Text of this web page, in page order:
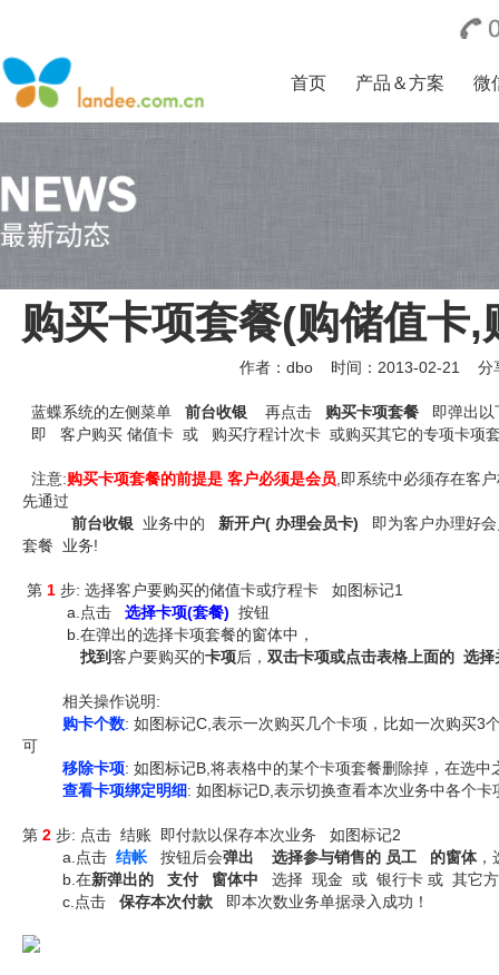
首页 产品＆方案 微
购买卡项套餐(购储值卡
作者：dbo 时间：2013-02-21 分
蓝蝶系统的左侧菜单 前台收银 再点击 购买卡项套餐 即弹出以
即 客户购买 储值卡 或 购买疗程计次卡 或购买其它的专项卡项
注意:购买卡项套餐的前提是 客户必须是会员 ,即系统中必须存在客
先通过
前台收银 业务中的 新开户( 办理会员卡)
即为客户办理好
套餐 业务!
第 1 步: 选择客户要购买的储值卡或疗程卡 如图标记1
a.点击 选择卡项(套餐) 按钮
b.在弹出的选择卡项套餐的窗体中，
找到客户要购买的卡项后， 双击卡项或点击表格上面的 选择
相关操作说明:
购卡个数: 如图标记C,表示一次购买几个卡项，比如一次购买
可
移除卡项: 如图标记B,将表格中的某个卡项套餐删除掉，在选
查看卡项绑定明细: 如图标记D,表示切换查看本次业务中各个
第 2 步: 点击 结账 即付款以保存本次业务 如图标记2
a.点击 结帐 按钮后会弹出 选择参与销售的 员工 的窗体，
b.在新弹出的 支付 窗体中 选择 现金 或 银行卡 或 其它
c.点击 保存本次付款 即本次数业务单据录入成功！